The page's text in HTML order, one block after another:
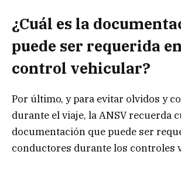
¿Cuál es la
puede ser requerida
control vehicular?
Por último, y para evitar olvidos y
durante el viaje, la ANSV recuerda
documentación que puede ser
conductores durante los controles